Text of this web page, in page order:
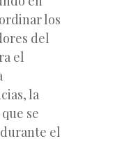
los
del
el
la
se
el